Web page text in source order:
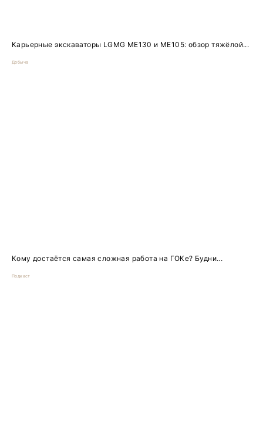
Карьерные экскаваторы LGMG ME130 и ME105: обзор тяжёлой...
Добыча
Кому достаётся самая сложная работа на ГОКе? Будни...
Подкаст